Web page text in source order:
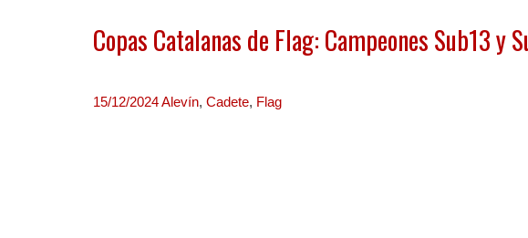
Copas Catalanas de Flag: Campeones Sub13 y
15/12/2024Alevín, Cadete, Flag